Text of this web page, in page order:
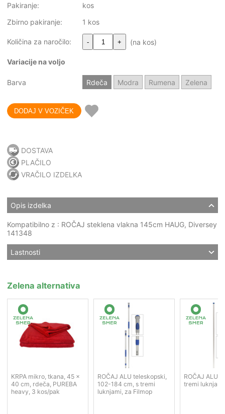
Pakiranje:
kos
Zbirno pakiranje:
1 kos
Količina za naročilo: - + (na kos)
Variacije na voljo
Barva Rdeča Modra Rumena Zelena
DOSTAVA
PLAČILO
VRAČILO IZDELKA
Opis izdelka
Kompatibilno z : ROČAJ steklena vlakna 145cm HAUG, Diversey
141348
Lastnosti
Zelena alternativa
KRPA mikro, tkana, 45 x
40 cm, rdeča, PUREBA
heavy, 3 kos/pak
ROČAJ ALU teleskopski,
102-184 cm, s tremi
luknjami, za Filmop
ROČAJ ALU,
tremi